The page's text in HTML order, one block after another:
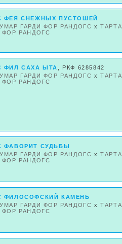
ФЕЯ СНЕЖНЫХ ПУСТОШЕЙ
ГАРДИ ФОР РАНДОГС x
ФОР РАНДОГС
ФИЛ САХА ЫТА
, РКФ 6285842
ГАРДИ ФОР РАНДОГС x
ФОР РАНДОГС
ФАВОРИТ СУДЬБЫ
ГАРДИ ФОР РАНДОГС x
ФОР РАНДОГС
ФИЛОСОФСКИЙ КАМЕНЬ
ГАРДИ ФОР РАНДОГС x
ФОР РАНДОГС